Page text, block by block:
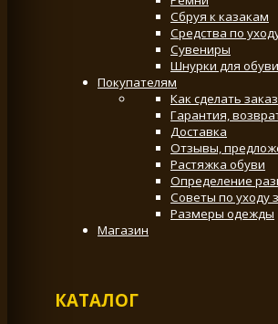
Сбруя к казакам
Средства по
Сувениры
Шнурки для обуви
Покупателям
Как сделать заказ
Гарантия,
Доставка
Отзывы,
Растяжка обуви
Определение
Советы по уходу
Размеры одежды
Магазин
КАТАЛОГ